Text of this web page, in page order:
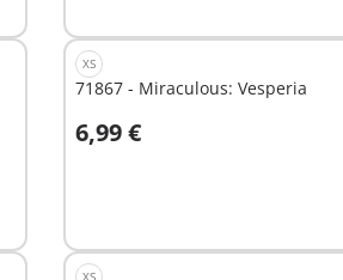
XS
71867 - Miraculous: Vesperia
6,99 €
In den Warenkorb
XS